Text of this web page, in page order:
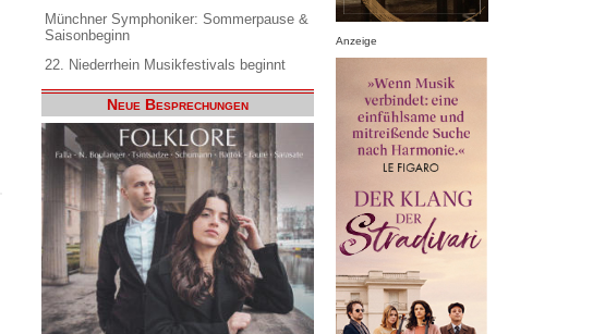
Münchner Symphoniker: Sommerpause &
Saisonbeginn
22. Niederrhein Musikfestivals beginnt
Neue Besprechungen
Anzeige